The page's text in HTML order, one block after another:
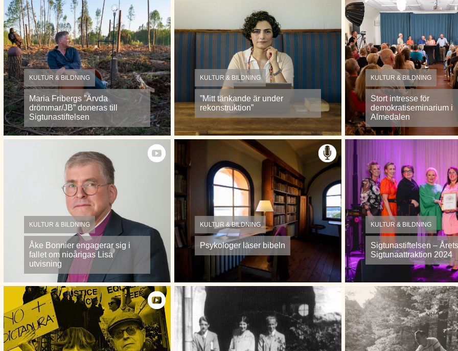
KULTUR & BILDNING
Maria Fribergs ”Ärvda
drömmar/JB” doneras till
Sigtunastiftelsen
KULTUR & BILDNING
”Mitt tänkande är under
rekonstruktion”
KULTUR & BILDNING
Stort intresse för
demokratiseminarium i
Almedalen
KULTUR & BILDNING
Åke Bonnier engagerar sig i
fallet om nioårigas Lisa
utvisning
KULTUR & BILDNING
Psykologer läser bibeln
KULTUR & BILDNING
Sigtunastiftelsen – Årets
Sigtunaattraktion 2024